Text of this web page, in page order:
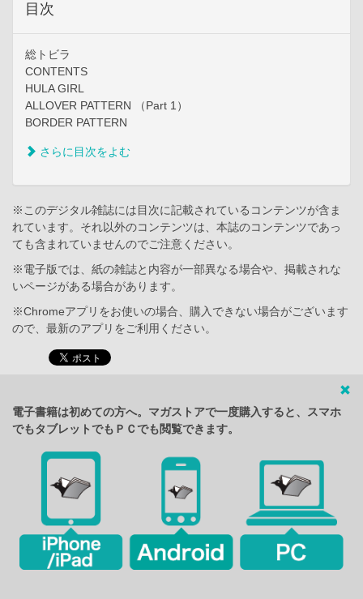
目次
総トビラ
CONTENTS
HULA GIRL
ALLOVER PATTERN （Part 1）
BORDER PATTERN
さらに目次をよむ
※このデジタル雑誌には目次に記載されているコンテンツが含ま
れています。それ以外のコンテンツは、本誌のコンテンツであっ
ても含まれていませんのでご注意ください。
※電子版では、紙の雑誌と内容が一部異なる場合や、掲載されな
いページがある場合があります。
※Chromeアプリをお使いの場合、購入できない場合がございます
ので、最新のアプリをご利用ください。
電子書籍は初めての方へ。マガストアで一度購入すると、スマホ
でもタブレットでもＰＣでも閲覧できます。